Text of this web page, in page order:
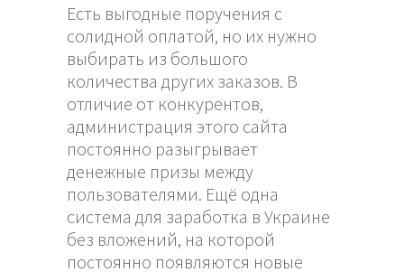
Есть выгодные поручения с
солидной оплатой, но их нужно
выбирать из большого
количества других заказов. В
отличие от конкурентов,
администрация этого сайта
постоянно разыгрывает
денежные призы между
пользователями. Ещё одна
система для заработка в Украине
без вложений, на которой
постоянно появляются новые